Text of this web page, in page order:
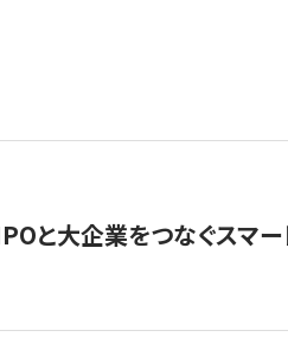
と大企業をつなぐスマー